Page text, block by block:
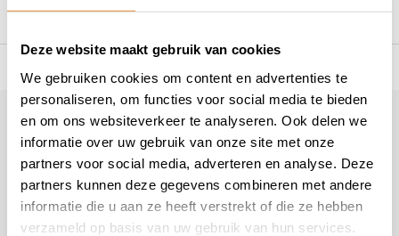
Deze website maakt gebruik van cookies
We gebruiken cookies om content en advertenties te
personaliseren, om functies voor social media te bieden
en om ons websiteverkeer te analyseren. Ook delen we
informatie over uw gebruik van onze site met onze
partners voor social media, adverteren en analyse. Deze
partners kunnen deze gegevens combineren met andere
informatie die u aan ze heeft verstrekt of die ze hebben
verzameld op basis van uw gebruik van hun services.
Klantenservice
Veelgestelde vragen
+31 78 780 2330
info@artsloten.nl